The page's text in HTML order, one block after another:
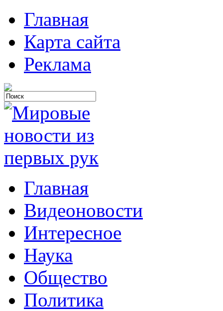
Главная
Карта сайта
Реклама
Главная
Видеоновости
Интересное
Наука
Общество
Политика